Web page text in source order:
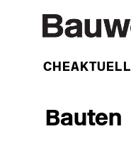
WOCHEAKTUELL
Bauten